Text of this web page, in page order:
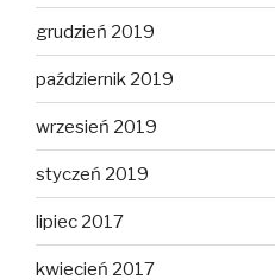
grudzień 2019
październik 2019
wrzesień 2019
styczeń 2019
lipiec 2017
kwiecień 2017